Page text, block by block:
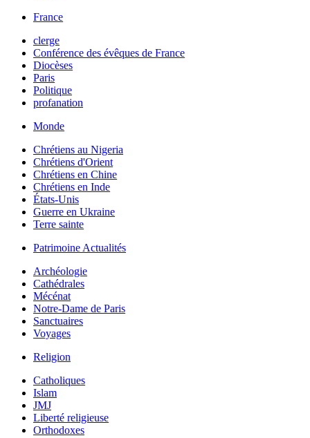
France
clerge
Conférence des évêques de France
Diocèses
Paris
Politique
profanation
Monde
Chrétiens au Nigeria
Chrétiens d'Orient
Chrétiens en Chine
Chrétiens en Inde
États-Unis
Guerre en Ukraine
Terre sainte
Patrimoine Actualités
Archéologie
Cathédrales
Mécénat
Notre-Dame de Paris
Sanctuaires
Voyages
Religion
Catholiques
Islam
JMJ
Liberté religieuse
Orthodoxes